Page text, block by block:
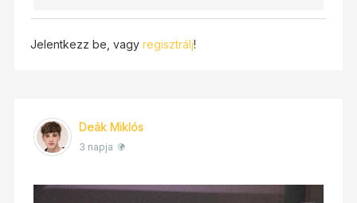
Jelentkezz be, vagy regisztrálj!
Deák Miklós
3 napja